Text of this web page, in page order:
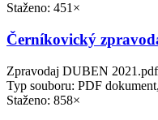
Staženo: 451×
Černíkovický
Zpravodaj DUBEN 2021.pdf
Typ souboru: PDF
Staženo: 858×